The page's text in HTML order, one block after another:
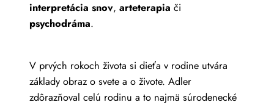
interpretácia snov, arteterapia či
psychodráma.
V prvých rokoch života si dieťa v rodine utvára
základy obraz o svete a o živote. Adler
zdôrazňoval celú rodinu a to najmä súrodenecké